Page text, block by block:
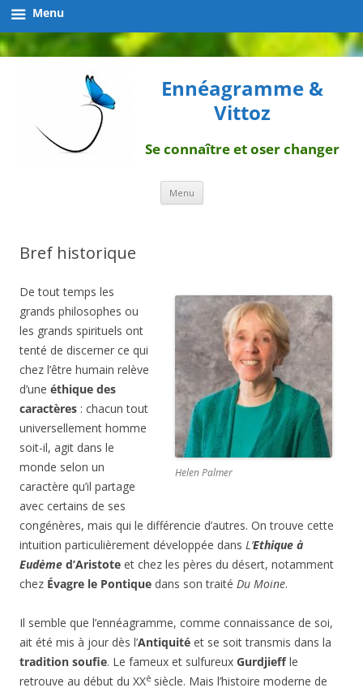
Ennéagramme &
Vittoz
Se connaître et oser changer
Menu Aller
contenu
Bref historique
Helen Palmer
De tout temps les
grands philosophes ou
les grands spirituels ont
tenté de discerner ce qui
chez l’être humain relève
d’une éthique des
caractères : chacun tout
universellement homme
soit-il, agit dans le
monde selon un
caractère qu’il partage
avec certains de ses
congénères, mais qui le différencie d’autres. On trouve cette
intuition particulièrement développée dans L’Ethique à
Eudème d’Aristote et chez les pères du désert, notamment
chez Évagre le Pontique dans son traité Du Moine.
Il semble que l’ennéagramme, comme connaissance de soi,
ait été mis à jour dès l’Antiquité et se soit transmis dans la
tradition soufie. Le fameux et sulfureux Gurdjieffle
retrouve au début du XXè siècle. Mais l’histoire moderne de
Menu